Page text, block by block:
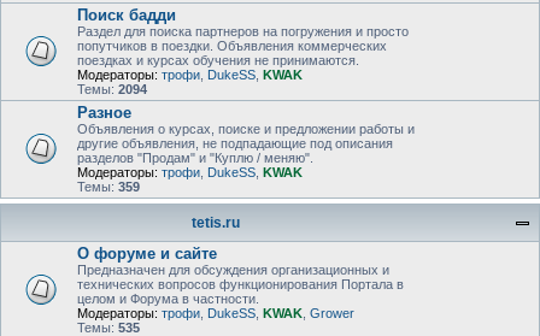
Поиск бадди
Раздел для поиска партнеров на погружения и просто
попутчиков в поездки. Объявления коммерческих
поездках и курсах обучения не принимаются.
Модераторы: трофи DukeSS KWAK
Темы: 2094
Разное
Объявления о курсах, поиске и предложении работы и
другие объявления, не подпадающие под описания
разделов "Продам" и "Куплю / меняю".
Модераторы: трофи DukeSS KWAK
Темы: 359
tetis.ru
О форуме и сайте
Предназначен для обсуждения организационных и
технических вопросов функционирования Портала в
целом и Форума в частности.
Модераторы: трофи DukeSS KWAK Grower
Темы: 535